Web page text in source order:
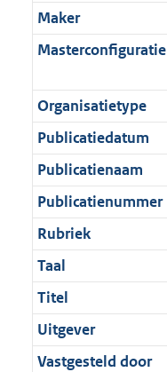
i
n
f
r
m
a
a
t
b
e
k
n
d
Maker
Masterconfiguratie
Organisatietype
Publicatiedatum
Publicatienaam
Publicatienummer
Rubriek
Taal
Titel
Uitgever
Vastgesteld door